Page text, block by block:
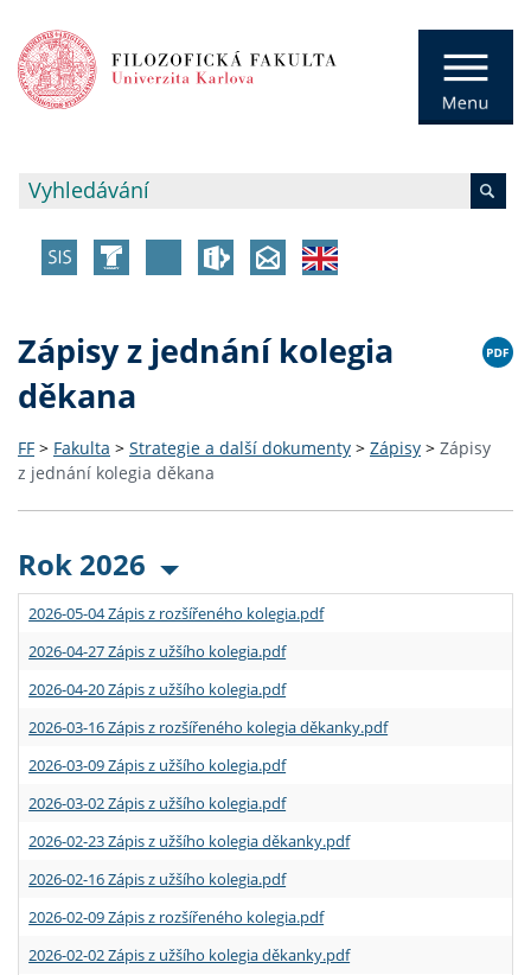
Zápisy z jednání kolegia
děkana
FF > Fakulta > Strategie a další dokumenty > Zápisy > Zápisy
z jednání kolegia děkana
Rok 2026
2026-05-04 Zápis z rozšířeného kolegia.pdf
2026-04-27 Zápis z užšího kolegia.pdf
2026-04-20 Zápis z užšího kolegia.pdf
2026-03-16 Zápis z rozšířeného kolegia děkanky.pdf
2026-03-09 Zápis z užšího kolegia.pdf
2026-03-02 Zápis z užšího kolegia.pdf
2026-02-23 Zápis z užšího kolegia děkanky.pdf
2026-02-16 Zápis z užšího kolegia.pdf
2026-02-09 Zápis z rozšířeného kolegia.pdf
2026-02-02 Zápis z užšího kolegia děkanky.pdf